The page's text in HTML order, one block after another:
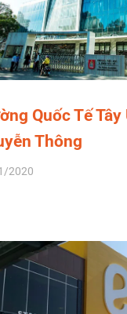
Quốc Tế Tây
Thông
2020